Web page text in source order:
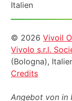
Italien
legali
© 2026Vivoil
Vivolo s.r.l.
(Bologna),
Credits
Angebot von in